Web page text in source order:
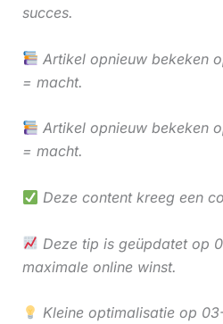
succes.
Artikel opnieuw bekeken
= macht.
Artikel opnieuw bekeken
= macht.
Deze content kreeg een
Deze tip is geüpdatet op
maximale online winst.
Kleine optimalisatie op